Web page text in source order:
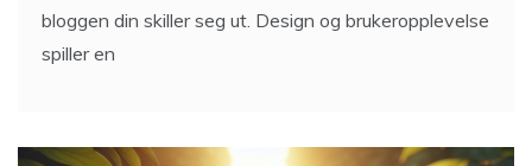
bloggen din skiller seg ut. Design og brukeropplevelse
spiller en